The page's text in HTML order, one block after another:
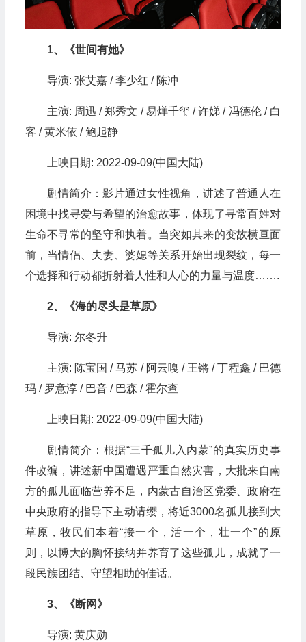
1、《世间有她》
导演: 张艾嘉 / 李少红 / 陈冲
主演: 周迅 / 郑秀文 / 易烊千玺 / 许娣 / 冯德伦 / 白
客 / 黄米依 / 鲍起静
上映日期: 2022-09-09(中国大陆)
剧情简介：影片通过女性视角，讲述了普通人在
困境中找寻爱与希望的治愈故事，体现了寻常百姓对
生命不寻常的坚守和执着。当突如其来的变故横亘面
前，当情侣、夫妻、婆媳等关系开始出现裂纹，每一
个选择和行动都折射着人性和人心的力量与温度…….
2、《海的尽头是草原》
导演: 尔冬升
主演: 陈宝国 / 马苏 / 阿云嘎 / 王锵 / 丁程鑫 / 巴德
玛 / 罗意淳 / 巴音 / 巴森 / 霍尔查
上映日期: 2022-09-09(中国大陆)
剧情简介：根据“三千孤儿入内蒙”的真实历史事
件改编，讲述新中国遭遇严重自然灾害，大批来自南
方的孤儿面临营养不足，内蒙古自治区党委、政府在
中央政府的指导下主动请缨，将近3000名孤儿接到大
草原，牧民们本着“接一个，活一个，壮一个”的原
则，以博大的胸怀接纳并养育了这些孤儿，成就了一
段民族团结、守望相助的佳话。
3、《断网》
导演: 黄庆勋